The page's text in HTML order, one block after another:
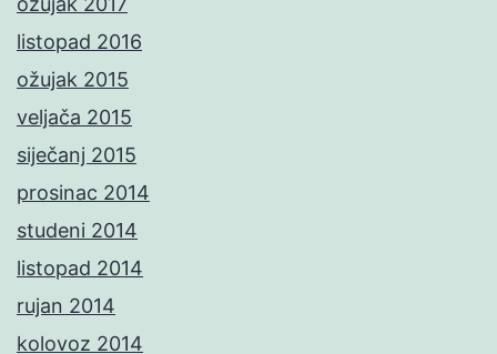
listopad 2016
ožujak 2015
veljača 2015
siječanj 2015
prosinac 2014
studeni 2014
listopad 2014
rujan 2014
kolovoz 2014